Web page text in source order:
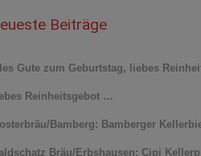
Beiträge
Gute zum Geburtstag, liebes
Reinheitsgebot …
Bamberg: Bamberger
Bräu/Erbshausen: Cipi